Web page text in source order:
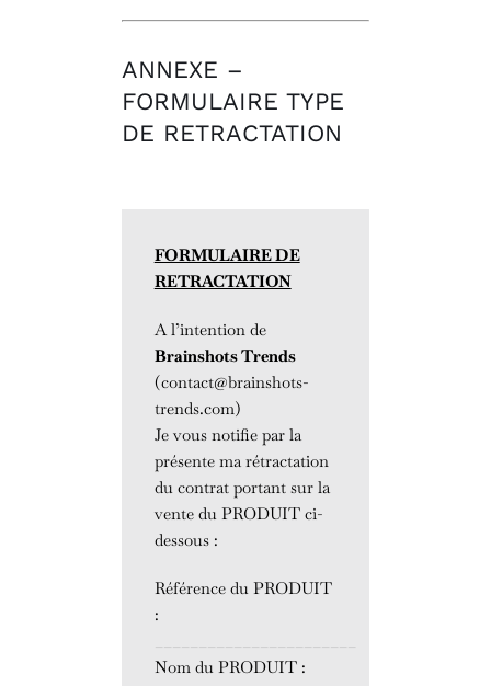
ANNEXE –
FORMULAIRE TYPE
DE RETRACTATION
FORMULAIRE DE
RETRACTATION
A l’intention de
Brainshots Trends
(contact@brainshots-
trends.com)
Je vous notifie par la
présente ma rétractation
du contrat portant sur la
vente du PRODUIT ci-
dessous :
Référence du PRODUIT
:
Nom du PRODUIT :